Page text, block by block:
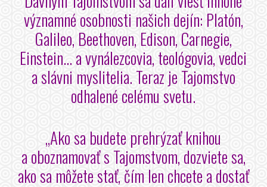
významné osobnosti našich dejín: Platón,
Galileo, Beethoven, Edison, Carnegie,
Einstein... a vynálezcovia, teológovia, vedci
a slávni myslitelia. Teraz je Tajomstvo
odhalené celému svetu.
„Ako sa budete prehrýzať knihou
a oboznamovať s Tajomstvom, dozviete sa,
ako sa môžete stať, čím len chcete a dostať